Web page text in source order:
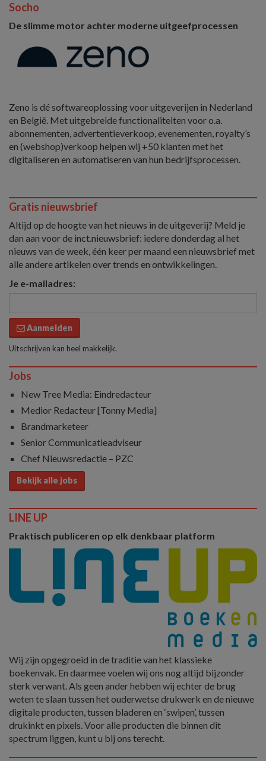
Socho
De slimme motor achter moderne uitgeefprocessen
Zeno is dé softwareoplossing voor uitgeverijen in Nederland
en België. Met uitgebreide functionaliteiten voor o.a.
abonnementen, advertentieverkoop, evenementen, royalty’s
en (webshop)verkoop helpen wij +50 klanten met het
digitaliseren en automatiseren van hun bedrijfsprocessen.
Gratis nieuwsbrief
Altijd op de hoogte van het nieuws in de uitgeverij? Meld je
dan aan voor de inct.nieuwsbrief: iedere donderdag al het
nieuws van de week, één keer per maand een nieuwsbrief met
alle andere artikelen over trends en ontwikkelingen.
Je e-mailadres:
Aanmelden
Uitschrijven kan heel makkelijk.
Jobs
New Tree Media: Eindredacteur
Medior Redacteur [Tonny Media]
Brandmarketeer
Senior Communicatieadviseur
Chef Nieuwsredactie – PZC
Bekijk alle jobs
LINE UP
Praktisch publiceren op elk denkbaar platform
Wij zijn opgegroeid in de traditie van het klassieke
boekenvak. En daarmee voelen wij ons nog altijd bijzonder
sterk verwant. Als geen ander hebben wij echter de brug
weten te slaan tussen het ouderwetse drukwerk en de nieuwe
digitale producten, tussen bladeren en ‘swipen’, tussen
drukinkt en pixels. Voor alle producten die binnen dit
spectrum liggen, kunt u bij ons terecht.